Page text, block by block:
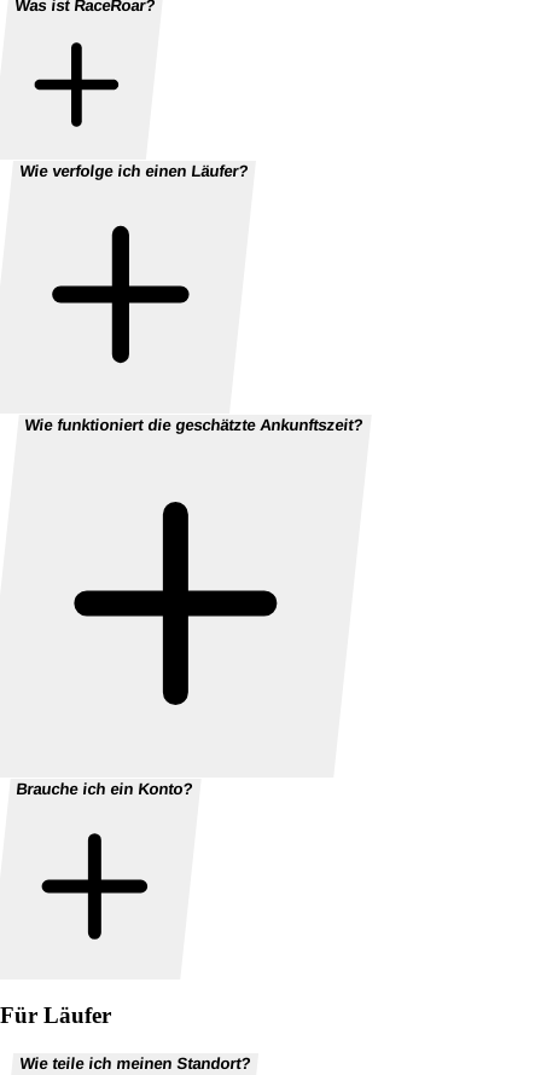
Was ist RaceRoar?
Wie verfolge ich einen Läufer?
Wie funktioniert die geschätzte Ankunftszeit?
Brauche ich ein Konto?
Für Läufer
Wie teile ich meinen Standort?